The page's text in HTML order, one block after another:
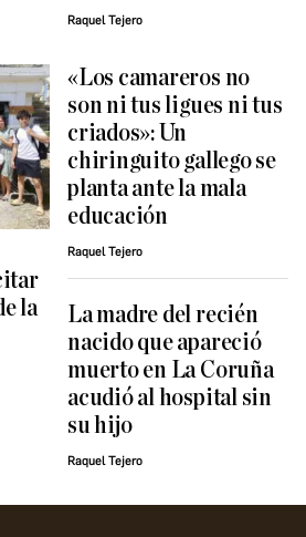
Raquel Tejero
la
«Los camareros no
son ni tus ligues ni tus
criados»: Un
chiringuito gallego se
planta ante la mala
educación
Raquel Tejero
La madre del recién
nacido que apareció
muerto en La Coruña
acudió al hospital sin
su hijo
Raquel Tejero